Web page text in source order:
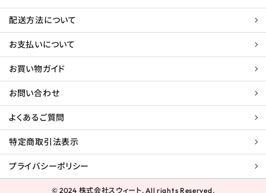
配送方法について
お支払いについて
お買い物ガイド
お問い合わせ
よくあるご質問
特定商取引法表示
プライバシーポリシー
© 2024 株式会社スウィート. All rights Reserved.